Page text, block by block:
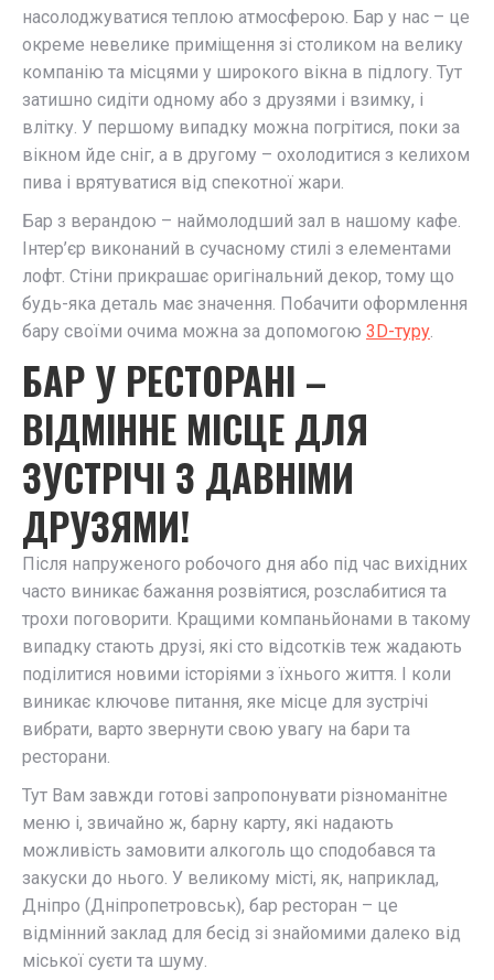
насолоджуватися теплою атмосферою. Бар у нас – це
окреме невелике приміщення зі столиком на велику
компанію та місцями у широкого вікна в підлогу. Тут
затишно сидіти одному або з друзями і взимку, і
влітку. У першому випадку можна погрітися, поки за
вікном йде сніг, а в другому – охолодитися з келихом
пива і врятуватися від спекотної жари.
Бар з верандою – наймолодший зал в нашому кафе.
Інтер’єр виконаний в сучасному стилі з елементами
лофт. Стіни прикрашає оригінальний декор, тому що
будь-яка деталь має значення. Побачити оформлення
бару своїми очима можна за допомогою 3D-туру.
БАР У РЕСТОРАНІ –
ВІДМІННЕ МІСЦЕ ДЛЯ
ЗУСТРІЧІ З ДАВНІМИ
ДРУЗЯМИ!
Після напруженого робочого дня або під час вихідних
часто виникає бажання розвіятися, розслабитися та
трохи поговорити. Кращими компаньйонами в такому
випадку стають друзі, які сто відсотків теж жадають
поділитися новими історіями з їхнього життя. І коли
виникає ключове питання, яке місце для зустрічі
вибрати, варто звернути свою увагу на бари та
ресторани.
Тут Вам завжди готові запропонувати різноманітне
меню і, звичайно ж, барну карту, які надають
можливість замовити алкоголь що сподобався та
закуски до нього. У великому місті, як, наприклад,
Дніпро (Дніпропетровськ), бар ресторан – це
відмінний заклад для бесід зі знайомими далеко від
міської суєти та шуму.